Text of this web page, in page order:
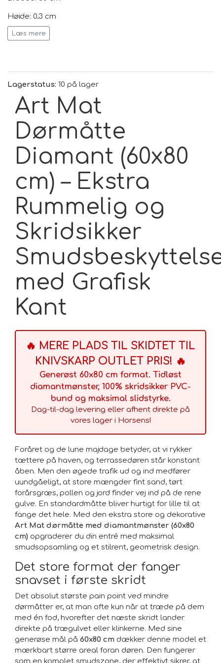
Højde: 0,3 cm
Længde: 80 cm
Form: Rektangel
Anvendelse: Intern, Ekstern
Tykkelse: 0,3 cm
Mål: 60x80 cm
Læs mere
Lagerstatus: 10 på lager
Art Mat
Dørmåtte
Diamant (60x80
cm) – Ekstra
Rummelig og
Skridsikker
med Grafisk
Kant
🔥 MERE PLADS TIL SKIDTET TIL
KNIVSKARP OUTLET PRIS! 🔥
Generøst 60x80 cm format. Tidløst
diamantmønster, 100% skridsikker PVC-
bund og maksimal slidstyrke.
Dag-til-dag levering eller afhent direkte på
vores lager i Horsens!
Foråret og de lune majdage betyder, at vi rykker
tættere på haven, og terrassedøren står konstant
åben. Men den øgede trafik ud og ind medfører
uundgåeligt, at store mængder fint sand, tørt
forårsgræs, pollen og jord finder vej ind på de rene
gulve. En standardmåtte bliver hurtigt for lille til at
fange det hele. Med den ekstra store og dekorative
Art Mat dørmåtte med diamantmønster (60x80
cm) opgraderer du din entré med maksimal
smudsopsamling og et stilrent, geometrisk design.
Det store format der fanger
snavset i første skridt
Det absolut største pain point ved mindre
dørmåtter er, at man ofte kun når at træde på dem
med én fod, hvorefter det næste skridt lander
direkte på trægulvet eller klinkerne. Med sine
generøse mål på 60x80 cm dækker denne model et
mærkbart større areal foran døren. Den fungerer
som en komplet smudszone, der effektivt sikrer, at